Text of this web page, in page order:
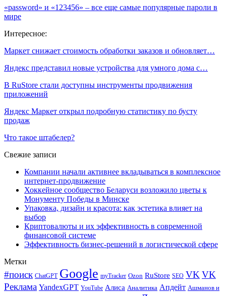
«password» и «123456» – все еще самые популярные пароли в
мире
Интересное:
Маркет снижает стоимость обработки заказов и обновляет…
Яндекс представил новые устройства для умного дома с…
В RuStore стали доступны инструменты продвижения
приложений
Яндекс Маркет открыл подробную статистику по бусту
продаж
Что такое штабелер?
Свежие записи
Компании начали активнее вкладываться в комплексное
интернет-продвижение
Хоккейное сообщество Беларуси возложило цветы к
Монументу Победы в Минске
Упаковка, дизайн и красота: как эстетика влияет на
выбор
Криптовалюты и их эффективность в современной
финансовой системе
Эффективность бизнес-решений в логистической сфере
Метки
#поиск ChatGPT Google myTracker Ozon RuStore SEO VK VK
Реклама YandexGPT YouTube Алиса Аналитика Апдейт Ашманов и